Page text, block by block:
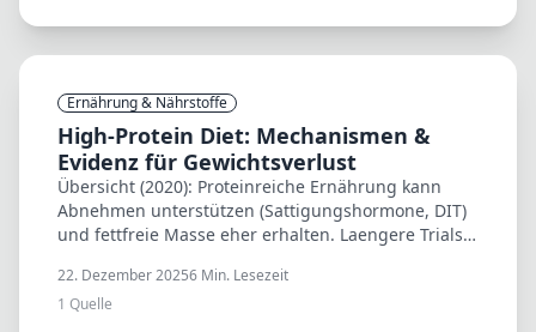
Ernährung & Nährstoffe
High-Protein Diet: Mechanismen &
Evidenz für Gewichtsverlust
Übersicht (2020): Proteinreiche Ernährung kann
Abnehmen unterstützen (Sattigungshormone, DIT)
und fettfreie Masse eher erhalten. Laengere Trials
22. Dezember 20256 Min. Lesezeit
1 Quelle